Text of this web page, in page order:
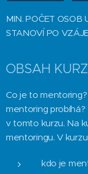
MIN. POČET OSOB
STANOVÍ PO
OBSAH
Co je to
mentoring
v tomto kurzu. Na
mentoringu. V
kdo je